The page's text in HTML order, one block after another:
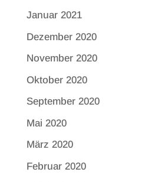
Januar 2021
Dezember 2020
November 2020
Oktober 2020
September 2020
Mai 2020
März 2020
Februar 2020